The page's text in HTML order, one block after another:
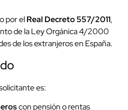
por elReal Decreto 557/2011,
de la Ley Orgánica 4/2000
de los extranjeros en España.
es:
con pensión o rentas